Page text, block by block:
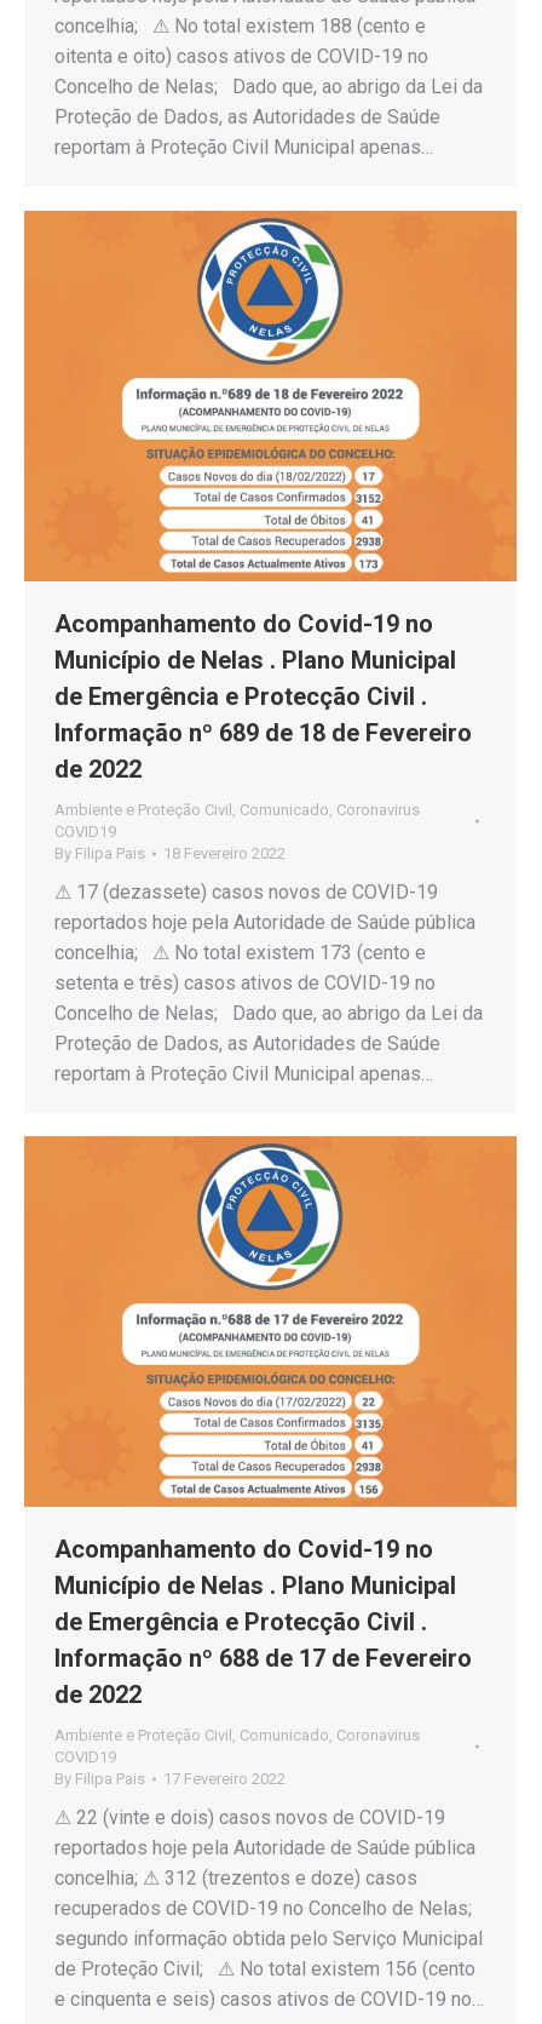
concelhia; ⚠ No total existem 188 (cento e
oitenta e oito) casos ativos de COVID-19 no
Concelho de Nelas; Dado que, ao abrigo da Lei da
Proteção de Dados, as Autoridades de Saúde
reportam à Proteção Civil Municipal apenas…
Acompanhamento do Covid-19 no
Município de Nelas . Plano Municipal
de Emergência e Protecção Civil .
Informação nº 689 de 18 de Fevereiro
de 2022
Ambiente e Proteção Civil Comunicado Coronavirus
COVID19
By Filipa Pais 18 Fevereiro 2022
⚠ 17 (dezassete) casos novos de COVID-19
reportados hoje pela Autoridade de Saúde pública
concelhia; ⚠ No total existem 173 (cento e
setenta e três) casos ativos de COVID-19 no
Concelho de Nelas; Dado que, ao abrigo da Lei da
Proteção de Dados, as Autoridades de Saúde
reportam à Proteção Civil Municipal apenas…
Acompanhamento do Covid-19 no
Município de Nelas . Plano Municipal
de Emergência e Protecção Civil .
Informação nº 688 de 17 de Fevereiro
de 2022
Ambiente e Proteção Civil Comunicado Coronavirus
COVID19
By Filipa Pais 17 Fevereiro 2022
⚠ 22 (vinte e dois) casos novos de COVID-19
reportados hoje pela Autoridade de Saúde pública
concelhia; ⚠ 312 (trezentos e doze) casos
recuperados de COVID-19 no Concelho de Nelas;
segundo informação obtida pelo Serviço Municipal
de Proteção Civil; ⚠ No total existem 156 (cento
e cinquenta e seis) casos ativos de COVID-19 no…